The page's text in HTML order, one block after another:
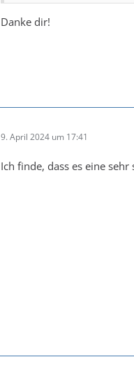
Danke dir!
9. April 2024 um 17:41
Ich finde, dass es eine